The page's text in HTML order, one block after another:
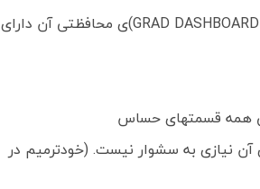
لوکس چری بزرگترین واردکننده محافظ کابین در ایران است که پک هاGRAD DASHBOARD)ی محافظتی آن دارای
همه قسمتهای حساس
نیازی به سشوار نیست. (خودترمیم در